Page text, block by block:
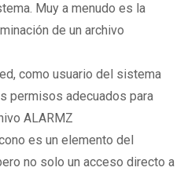
Muy a menudo es la
de un archivo
como usuario del sistema
permisos adecuados para
ALARMZ
es un elemento del
no solo un acceso directo a